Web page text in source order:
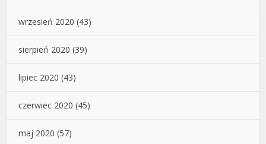
wrzesień 2020 (43)
sierpień 2020 (39)
lipiec 2020 (43)
czerwiec 2020 (45)
maj 2020 (57)